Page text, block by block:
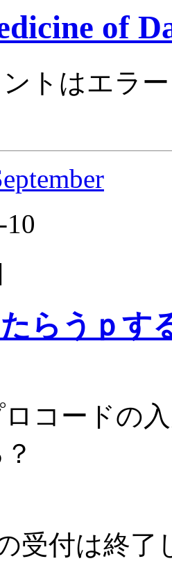
of
ントはエラ
10
らうｐす
コードの
受付は終了